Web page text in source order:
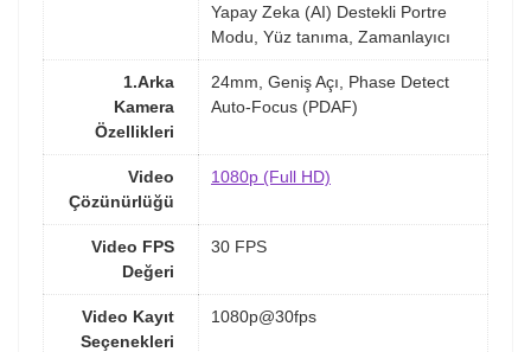
Yapay Zeka (AI) Destekli Portre
Modu, Yüz tanıma, Zamanlayıcı
1.Arka
Kamera
Özellikleri
24mm, Geniş Açı, Phase Detect
Auto-Focus (PDAF)
Video
Çözünürlüğü
1080p (Full HD)
Video FPS
Değeri
30 FPS
Video Kayıt
Seçenekleri
1080p@30fps